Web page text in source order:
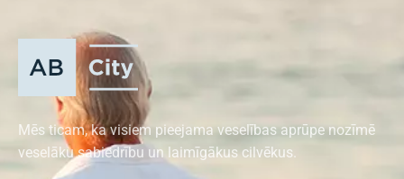
Mēs ticam, ka visiem pieejama veselības aprūpe nozīmē
veselāku sabiedrību un laimīgākus cilvēkus.